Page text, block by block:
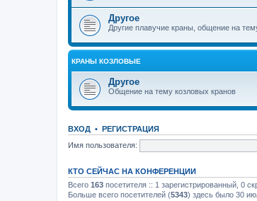
Другое
Другие плавучие краны, общение на
КРАНЫ КОЗЛОВЫЕ
Другое
Общение на тему козловых кранов
ВХОД • РЕГИСТРАЦИЯ
Имя пользователя:
КТО СЕЙЧАС НА КОНФЕРЕНЦИИ
Всего 163 посетителя :: 1 зарегистрированный, 0
Больше всего посетителей (5343) здесь было 30